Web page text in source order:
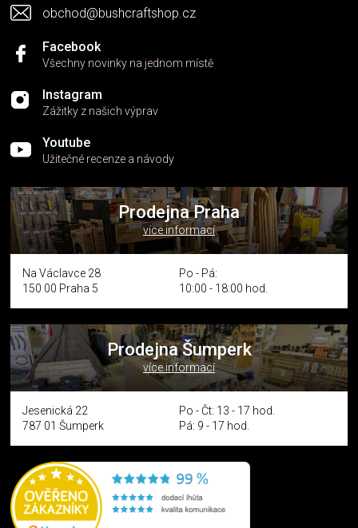
u
obchod@bushcraftshop.cz
Facebook
Všechny novinky na jednom místě
Instagram
Zážitky z našich výprav
Youtube
Užitečné recenze a návody
Prodejna Praha
více informací
Na Václavce 28
150 00 Praha 5
Po - Pá:
10:00 - 18:00 hod.
Prodejna Šumperk
více informací
Jesenická 22
787 01 Šumperk
Po - Čt: 13 - 17 hod.
Pá: 9 - 17 hod.